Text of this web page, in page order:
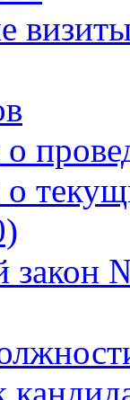
закон